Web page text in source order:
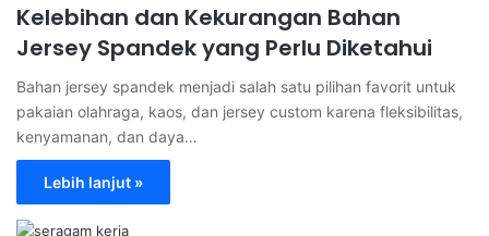
Kelebihan dan Kekurangan Bahan
Jersey Spandek yang Perlu Diketahui
Bahan jersey spandek menjadi salah satu pilihan favorit untuk
pakaian olahraga, kaos, dan jersey custom karena fleksibilitas,
kenyamanan, dan daya…
Lebih lanjut »